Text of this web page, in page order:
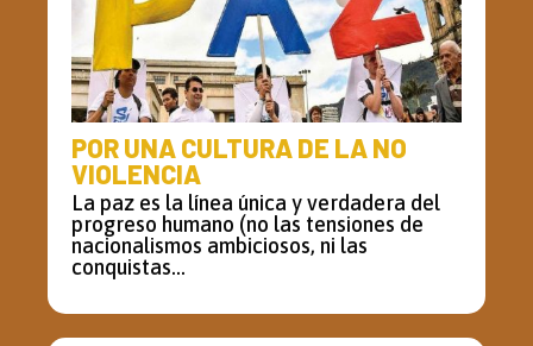
POR UNA CULTURA DE LA NO
VIOLENCIA
La paz es la línea única y verdadera del
progreso humano (no las tensiones de
nacionalismos ambiciosos, ni las
conquistas...